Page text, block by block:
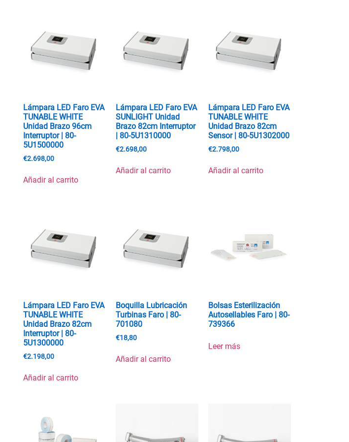
Lámpara LED Faro EVA
TUNABLE WHITE
Unidad Brazo 96cm
Interruptor | 80-
5U1500000
€2.698,00
Añadir al carrito
Lámpara LED Faro EVA
SUNLIGHT Unidad
Brazo 82cm Interruptor
| 80-5U1310000
€2.698,00
Añadir al carrito
Lámpara LED Faro EVA
TUNABLE WHITE
Unidad Brazo 82cm
Sensor | 80-5U1302000
€2.798,00
Añadir al carrito
Lámpara LED Faro EVA
TUNABLE WHITE
Unidad Brazo 82cm
Interruptor | 80-
5U1300000
€2.198,00
Añadir al carrito
Boquilla Lubricación
Turbinas Faro | 80-
701080
€18,80
Añadir al carrito
Bolsas Esterilización
Autosellables Faro | 80-
739366
Leer más